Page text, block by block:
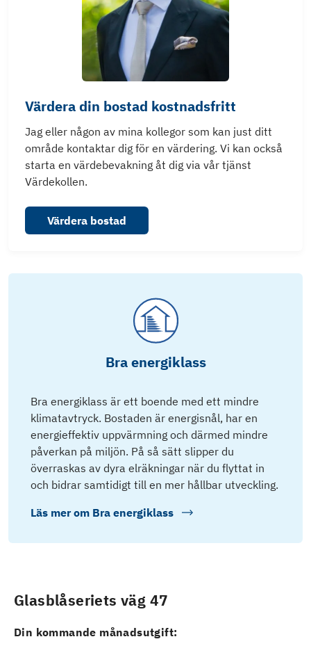
Värdera din bostad kostnadsfritt
Jag eller någon av mina kollegor som kan just ditt
område kontaktar dig för en värdering. Vi kan också
starta en värdebevakning åt dig via vår tjänst
Värdekollen.
Värdera bostad
Bra energiklass
Bra energiklass är ett boende med ett mindre
klimatavtryck. Bostaden är energisnål, har en
energieffektiv uppvärmning och därmed mindre
påverkan på miljön. På så sätt slipper du
överraskas av dyra elräkningar när du flyttat in
och bidrar samtidigt till en mer hållbar utveckling.
Läs mer om Bra energiklass
Glasblåseriets väg 47
Din kommande månadsutgift: